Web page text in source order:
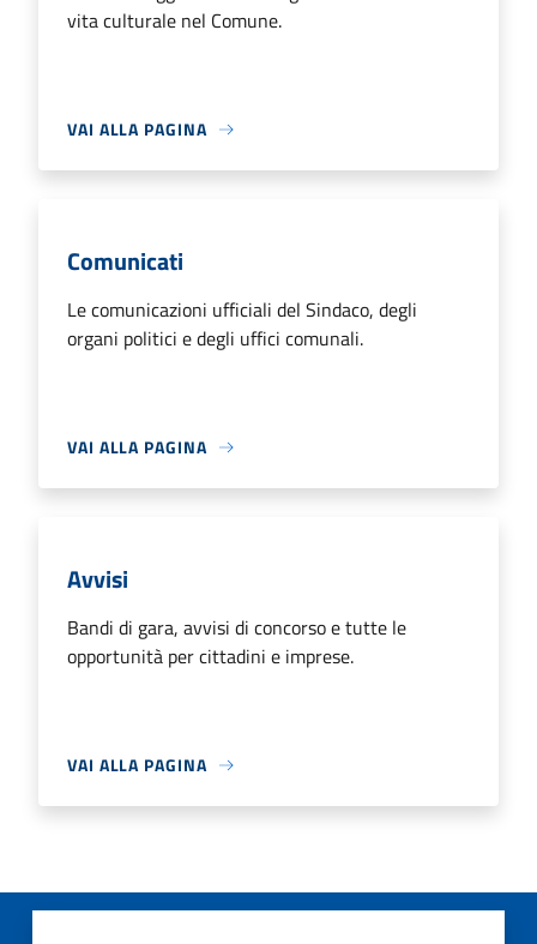
vita culturale nel Comune.
VAI ALLA PAGINA
Comunicati
Le comunicazioni ufficiali del Sindaco, degli
organi politici e degli uffici comunali.
VAI ALLA PAGINA
Avvisi
Bandi di gara, avvisi di concorso e tutte le
opportunità per cittadini e imprese.
VAI ALLA PAGINA